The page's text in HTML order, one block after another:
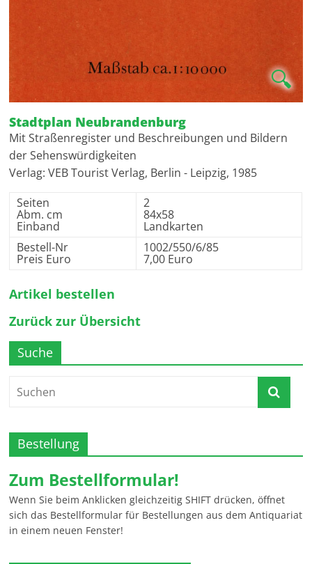
🔍
Stadtplan Neubrandenburg
Mit Straßenregister und Beschreibungen und Bildern
der Sehenswürdigkeiten
Verlag: VEB Tourist Verlag, Berlin - Leipzig, 1985
Seiten
Abm. cm
Einband
2
84x58
Landkarten
Bestell-Nr
Preis Euro
1002/550/6/85
7,00 Euro
Artikel bestellen
Zurück zur Übersicht
Suche
Bestellung
Zum Bestellformular!
Wenn Sie beim Anklicken gleichzeitig SHIFT drücken, öffnet
sich das Bestellformular für Bestellungen aus dem Antiquariat
in einem neuen Fenster!